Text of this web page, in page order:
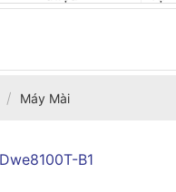
/ Máy Mài